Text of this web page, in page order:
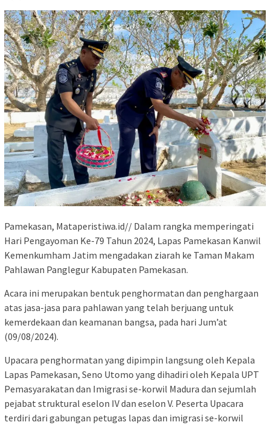
Pamekasan, Mataperistiwa.id// Dalam rangka memperingati
Hari Pengayoman Ke-79 Tahun 2024, Lapas Pamekasan Kanwil
Kemenkumham Jatim mengadakan ziarah ke Taman Makam
Pahlawan Panglegur Kabupaten Pamekasan.
Acara ini merupakan bentuk penghormatan dan penghargaan
atas jasa-jasa para pahlawan yang telah berjuang untuk
kemerdekaan dan keamanan bangsa, pada hari Jum’at
(09/08/2024).
Upacara penghormatan yang dipimpin langsung oleh Kepala
Lapas Pamekasan, Seno Utomo yang dihadiri oleh Kepala UPT
Pemasyarakatan dan Imigrasi se-korwil Madura dan sejumlah
pejabat struktural eselon IV dan eselon V. Peserta Upacara
terdiri dari gabungan petugas lapas dan imigrasi se-korwil